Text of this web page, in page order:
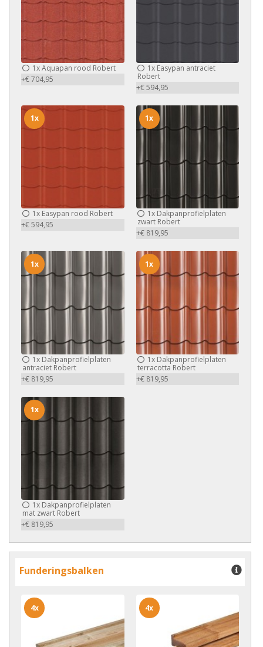
1xAquapan rood Robert
+€ 704,95
1xEasypan antraciet
Robert
+€ 594,95
1x Easypan rood Robert
+€ 594,95
1x
1xDakpanprofielplaten
zwart Robert
+€ 819,95
1x
1x Dakpanprofielplaten
antraciet Robert
+€ 819,95
1x
1xDakpanprofielplaten
terracotta Robert
+€ 819,95
1x
1x Dakpanprofielplaten
mat zwart Robert
+€ 819,95
1x
Funderingsbalken
4x 4x